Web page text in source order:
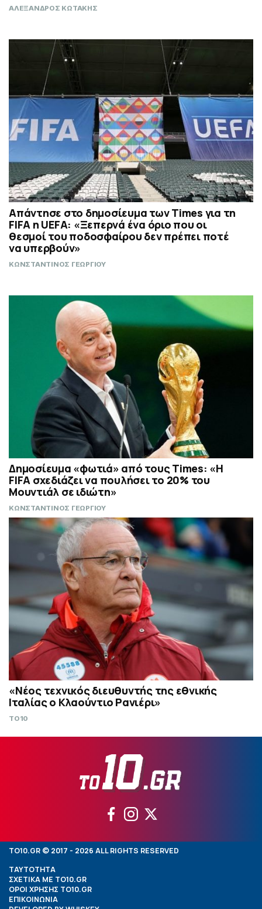
ΑΛΕΞΑΝΔΡΟΣ ΚΩΤΑΚΗΣ
Απάντησε στο δημοσίευμα των Times για τη
FIFA η UEFA: «Ξεπερνά ένα όριο που οι
θεσμοί του ποδοσφαίρου δεν πρέπει ποτέ
να υπερβούν»
ΚΩΝΣΤΑΝΤΙΝΟΣ ΓΕΩΡΓΙΟΥ
Δημοσίευμα «φωτιά» από τους Times: «Η
FIFA σχεδιάζει να πουλήσει το 20% του
Μουντιάλ σε ιδιώτη»
ΚΩΝΣΤΑΝΤΙΝΟΣ ΓΕΩΡΓΙΟΥ
«Νέος τεχνικός διευθυντής της εθνικής
Ιταλίας ο Κλαούντιο Ρανιέρι»
TO10
TO10.GR © 2017 - 2026 ALL RIGHTS RESERVED
ΤΑΥΤΟΤΗΤΑ
ΣΧΕΤΙΚΑ ΜΕ TO10.GR
ΟΡΟΙ ΧΡΗΣΗΣ TO10.GR
ΕΠΙΚΟΙΝΩΝΙΑ